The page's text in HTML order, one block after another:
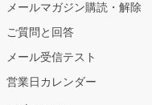
メールマガジン購読・解除
ご質問と回答
メール受信テスト
営業日カレンダー